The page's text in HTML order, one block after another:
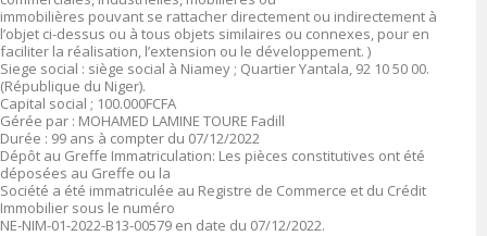
immobilières pouvant se rattacher directement ou indirectement à
l’objet ci-dessus ou à tous objets similaires ou connexes, pour en
faciliter la réalisation, l’extension ou le développement. )
Siege social : siège social à Niamey ; Quartier Yantala, 92 10 50 00.
(République du Niger).
Capital social ; 100.000FCFA
Gérée par : MOHAMED LAMINE TOURE Fadill
Durée : 99 ans à compter du 07/12/2022
Dépôt au Greffe Immatriculation: Les pièces constitutives ont été
déposées au Greffe ou la
Société a été immatriculée au Registre de Commerce et du Crédit
Immobilier sous le numéro
NE-NIM-01-2022-B13-00579 en date du 07/12/2022.